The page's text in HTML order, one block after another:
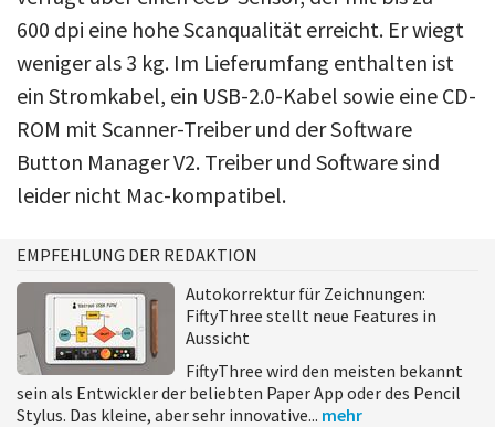
600 dpi eine hohe Scanqualität erreicht. Er wiegt
weniger als 3 kg. Im Lieferumfang enthalten ist
ein Stromkabel, ein USB-2.0-Kabel sowie eine CD-
ROM mit Scanner-Treiber und der Software
Button Manager V2. Treiber und Software sind
leider nicht Mac-kompatibel.
EMPFEHLUNG DER REDAKTION
Autokorrektur für Zeichnungen:
FiftyThree stellt neue Features in
Aussicht
FiftyThree wird den meisten bekannt
sein als Entwickler der beliebten Paper App oder des Pencil
Stylus. Das kleine, aber sehr innovative... mehr